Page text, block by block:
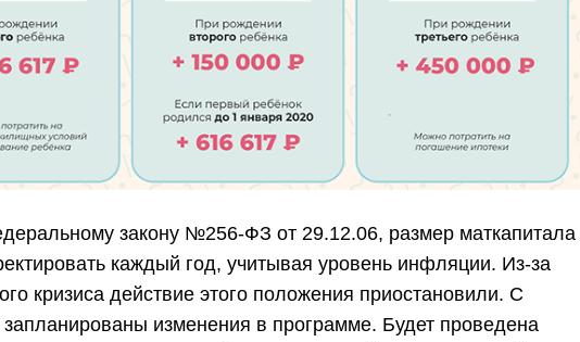
закону №256-ФЗ от 29.12.06, размер маткапитала
каждый год, учитывая уровень инфляции. Из-за
кризиса действие этого положения приостановили. С
изменения в программе. Будет проведена